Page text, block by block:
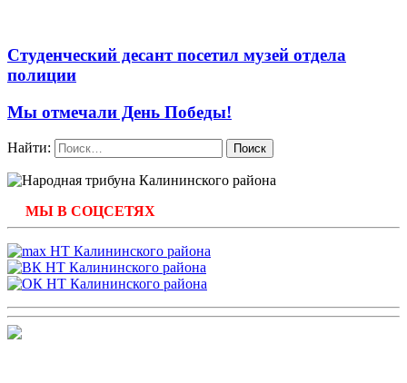
Студенческий десант посетил музей отдела
полиции
Мы отмечали День Победы!
Найти:
МЫ В СОЦСЕТЯХ